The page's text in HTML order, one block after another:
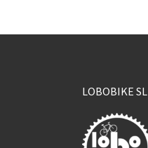
LOBOBIKE SL